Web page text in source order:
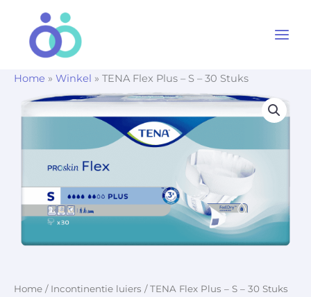
Home » Winkel » TENA Flex Plus – S – 30 Stuks
Home / Incontinentie luiers / TENA Flex Plus – S – 30 Stuks